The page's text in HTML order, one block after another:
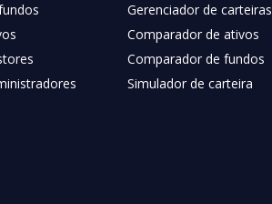
Gerenciador de carteiras
Comparador de ativos
Comparador de fundos
Simulador de carteira